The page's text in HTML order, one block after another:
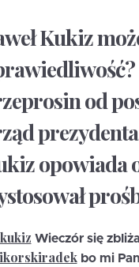
Kukiz
od
opowiada
Wieczór się
bo mi